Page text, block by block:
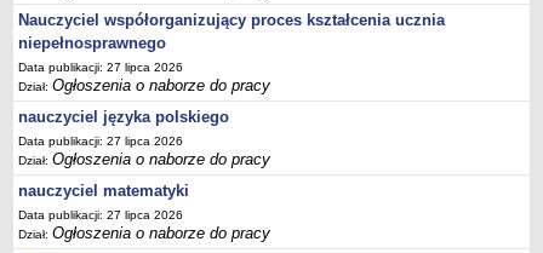
Nauczyciel współorganizujący proces kształcenia ucznia
niepełnosprawnego
Data publikacji: 27 lipca 2026
Dział:Ogłoszenia o naborze do pracy
nauczyciel języka polskiego
Data publikacji: 27 lipca 2026
Dział:Ogłoszenia o naborze do pracy
nauczyciel matematyki
Data publikacji: 27 lipca 2026
Dział:Ogłoszenia o naborze do pracy